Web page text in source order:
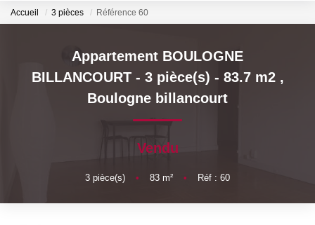
LOUER
VENDRE
Estimer
Biens Vendus
FAIRE GÉRER
Accueil 3 pièces Référence 60
Appartement BOULOGNE
BILLANCOURT - 3 pièce(s) - 83.7 m2 ,
Boulogne billancourt
Vendu
3 pièce(s) • 83 m² • Réf : 60